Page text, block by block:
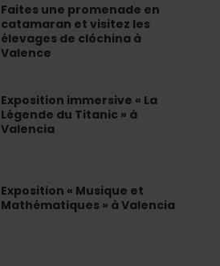
Faites une promenade en
catamaran et visitez les
élevages de clóchina à
Valence
Exposition immersive « La
Légende du Titanic » à
Valencia
Exposition « Musique et
Mathématiques » à Valencia